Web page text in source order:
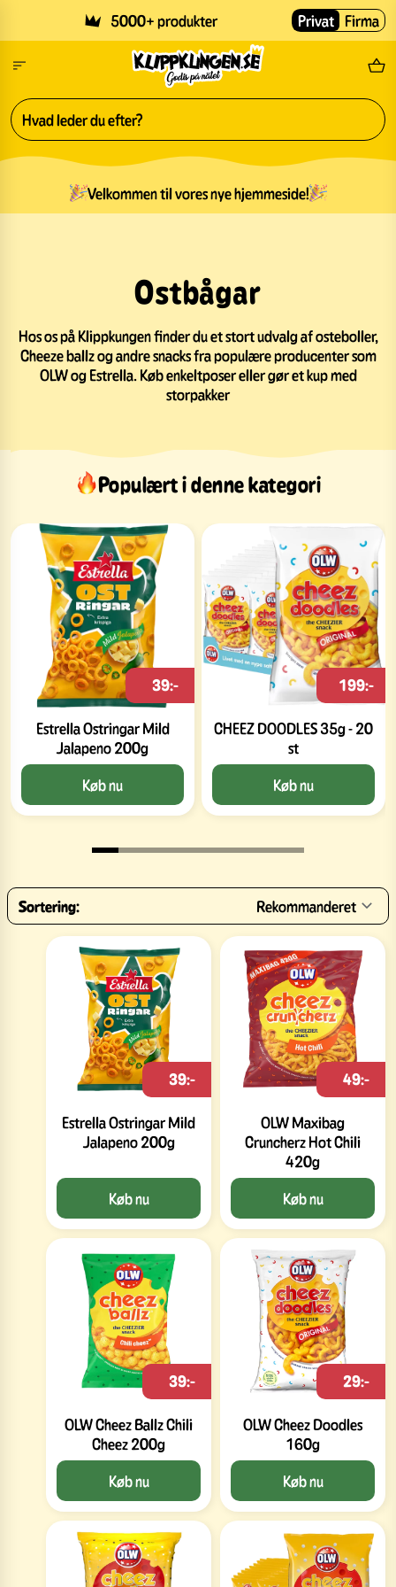
5000+ produkter Privat Firma
Velkommen til vores nye hjemmeside!
Ostbågar
Hos os på Klippkungen finder du et stort udvalg af osteboller,
Cheeze ballz og andre snacks fra populære producenter som
OLW og Estrella. Køb enkeltposer eller gør et kup med
storpakker
Populært i denne kategori
Estrella Ostringar Mild
Jalapeno 200g
39:-
Køb nu
CHEEZ DOODLES 35g - 20
st
199:-
Køb nu
Sortering: Rekommanderet
Estrella Ostringar Mild
Jalapeno 200g
39:-
Køb nu
OLW Maxibag
Cruncherz Hot Chili
420g
49:-
Køb nu
OLW Cheez Ballz Chili
Cheez 200g
39:-
Køb nu
OLW Cheez Doodles
160g
29:-
Køb nu